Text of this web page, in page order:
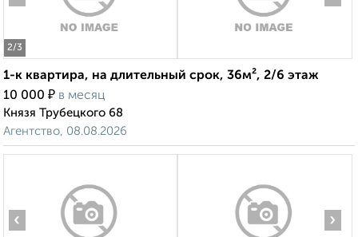
2/3
1-к квартира, на длительный срок, 36м², 2/6 этаж
10 000 ₽ в месяц
Князя Трубецкого 68
Агентство, 08.08.2026
‹ ›